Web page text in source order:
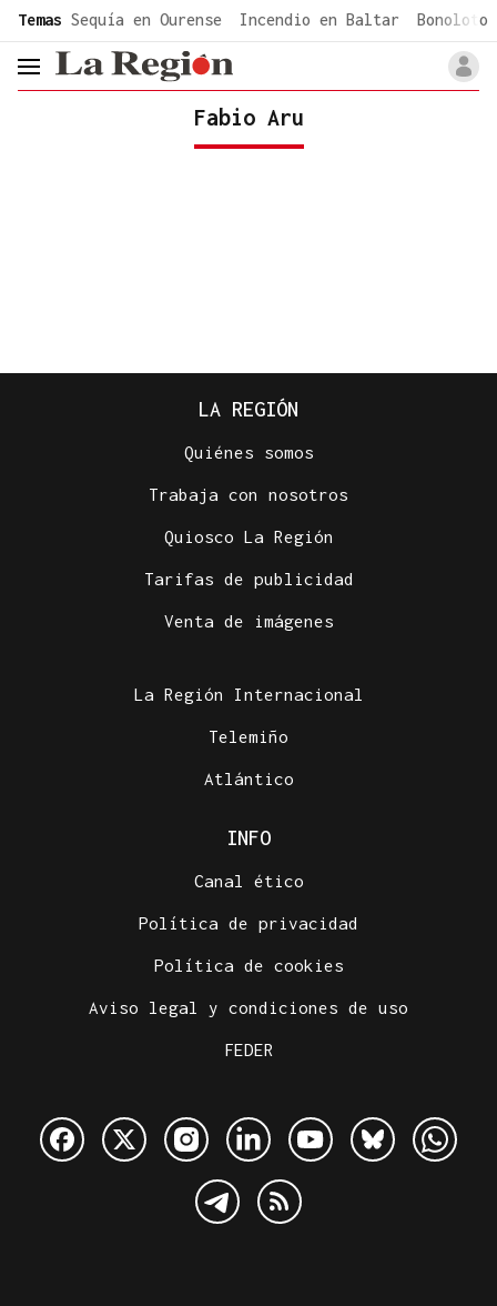
common.go-to-content
Temas Sequía en Ourense Incendio en Baltar Bonoloto
header.menu.open
Fabio Aru
LA REGIÓN
Quiénes somos
Trabaja con nosotros
Quiosco La Región
Tarifas de publicidad
Venta de imágenes
La Región Internacional
Telemiño
Atlántico
INFO
Canal ético
Política de privacidad
Política de cookies
Aviso legal y condiciones de uso
FEDER